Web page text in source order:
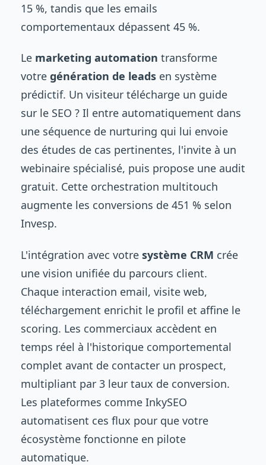
15 %, tandis que les emails
comportementaux dépassent 45 %.
Le marketing automation transforme
votre génération de leads en système
prédictif. Un visiteur télécharge un guide
sur le SEO ? Il entre automatiquement dans
une séquence de nurturing qui lui envoie
des études de cas pertinentes, l'invite à un
webinaire spécialisé, puis propose une audit
gratuit. Cette orchestration multitouch
augmente les conversions de 451 % selon
Invesp.
L'intégration avec votre système CRM crée
une vision unifiée du parcours client.
Chaque interaction email, visite web,
téléchargement enrichit le profil et affine le
scoring. Les commerciaux accèdent en
temps réel à l'historique comportemental
complet avant de contacter un prospect,
multipliant par 3 leur taux de conversion.
Les plateformes comme InkySEO
automatisent ces flux pour que votre
écosystème fonctionne en pilote
automatique.